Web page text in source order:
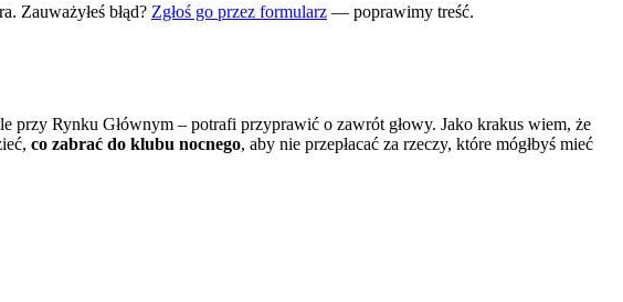
Zauważyłeś błąd? Zgłoś go przez formularz — poprawimy treść.
Rynku Głównym – potrafi przyprawić o zawrót głowy. Jako krakus wiem, że
co zabrać do klubu nocnego, aby nie przepłacać za rzeczy, które mógłbyś mieć